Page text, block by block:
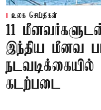
உலக செய்திகள்
11
இந்திய மீனவ
கடற்படை